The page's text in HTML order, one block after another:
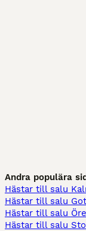
Andra populära
Hästar till salu
Hästar till salu
Hästar till salu
Hästar till salu